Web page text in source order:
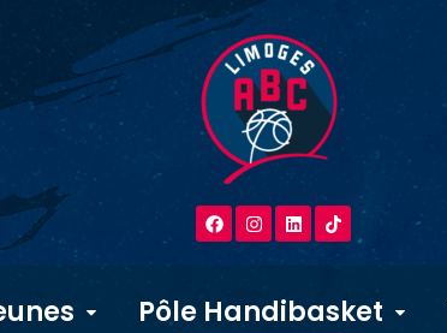
Pôle Handibasket